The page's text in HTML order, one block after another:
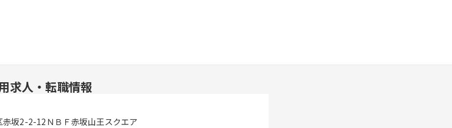
求人・転職情報
坂2-2-12ＮＢＦ赤坂山王スクエア